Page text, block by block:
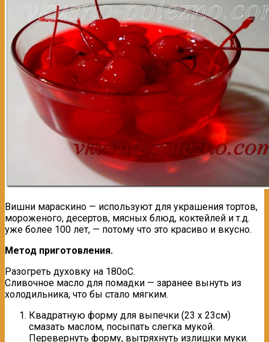
Вишни мараскино — используют для украшения тортов,
мороженого, десертов, мясных блюд, коктейлей и т.д.
уже более 100 лет, — потому что это красиво и вкусно.
Метод приготовления.
Разогреть духовку на 180оС.
Сливочное масло для помадки — заранее вынуть из
холодильника, что бы стало мягким.
Квадратную форму для выпечки (23 х 23см)
смазать маслом, посыпать слегка мукой.
Перевернуть форму, вытряхнуть излишки муки.